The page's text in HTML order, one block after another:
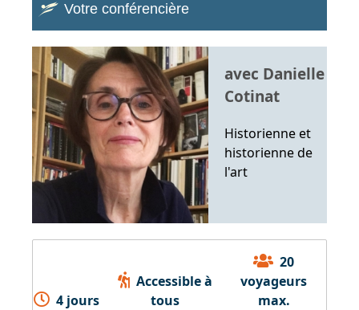
Votre conférencière
avec Danielle
Cotinat
Historienne et
historienne de
l'art
4 jours
Accessible à
tous
20
voyageurs
max.